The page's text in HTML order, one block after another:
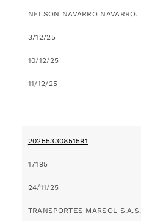
NELSON NAVARRO NAVARRO.
3/12/25
10/12/25
11/12/25
20255330851591
17195
24/11/25
TRANSPORTES MARSOL S.A.S.